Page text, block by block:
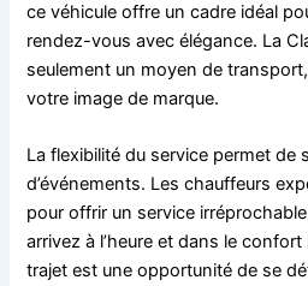
ce véhicule offre un cadre idéal
rendez-vous avec élégance. La
seulement un moyen de
votre image de marque.
La flexibilité du service permet de
d’événements. Les chauffeurs
pour offrir un service
arrivez à l’heure et dans le
trajet est une opportunité de se